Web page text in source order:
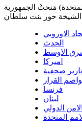
مَنحتْ الجمهورية
الاوروبي
الحدث
الاوسط
اميركا
صحفية
القرار
فرنسا
لبنان
الدولي
المتحدة